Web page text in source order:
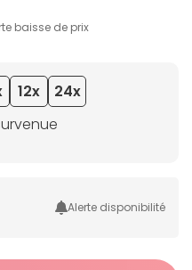
baisse de prix
12x
24x
Alerte disponibilité